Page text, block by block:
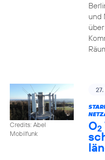
und
Credits: Abel
Mobilfunk
O2